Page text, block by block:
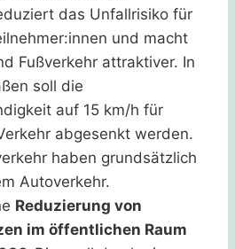
das Unfallrisiko für
und macht
Fußverkehr attraktiver. In
soll die
auf 15 km/h für
abgesenkt werden.
haben grundsätzlich
Autoverkehr.
Reduzierung von
im öffentlichen Raum